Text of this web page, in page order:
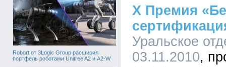
Robort от 3Logic Group расширил
портфель роботами Unitree A2 и A2-W
X Премия
Уральское
03.11.2010